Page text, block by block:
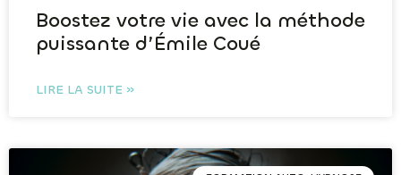
Boostez votre vie avec la méthode
puissante d’Émile Coué
LIRE LA SUITE »